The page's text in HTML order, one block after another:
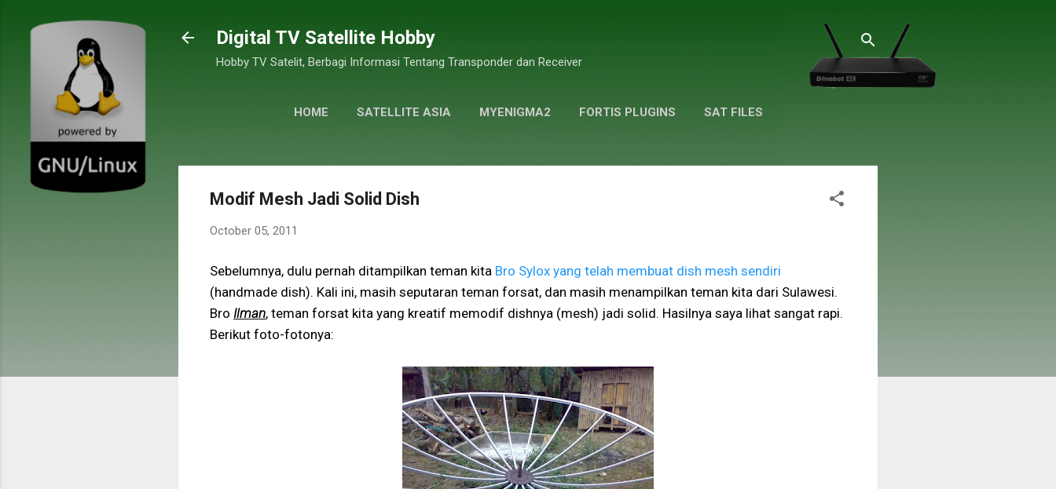
Digital TV Satellite Hobby
Hobby TV Satelit, Berbagi Informasi Tentang Transponder dan Receiver
HOME SATELLITE ASIA MYENIGMA2 FORTIS PLUGINS SAT FILES
Modif Mesh Jadi Solid Dish
October 05, 2011
Sebelumnya, dulu pernah ditampilkan teman kita Bro Sylox yang telah membuat dish mesh sendiri
(handmade dish). Kali ini, masih seputaran teman forsat, dan masih menampilkan teman kita dari Sulawesi.
Bro Ilman, teman forsat kita yang kreatif memodif dishnya (mesh) jadi solid. Hasilnya saya lihat sangat rapi.
Berikut foto-fotonya: